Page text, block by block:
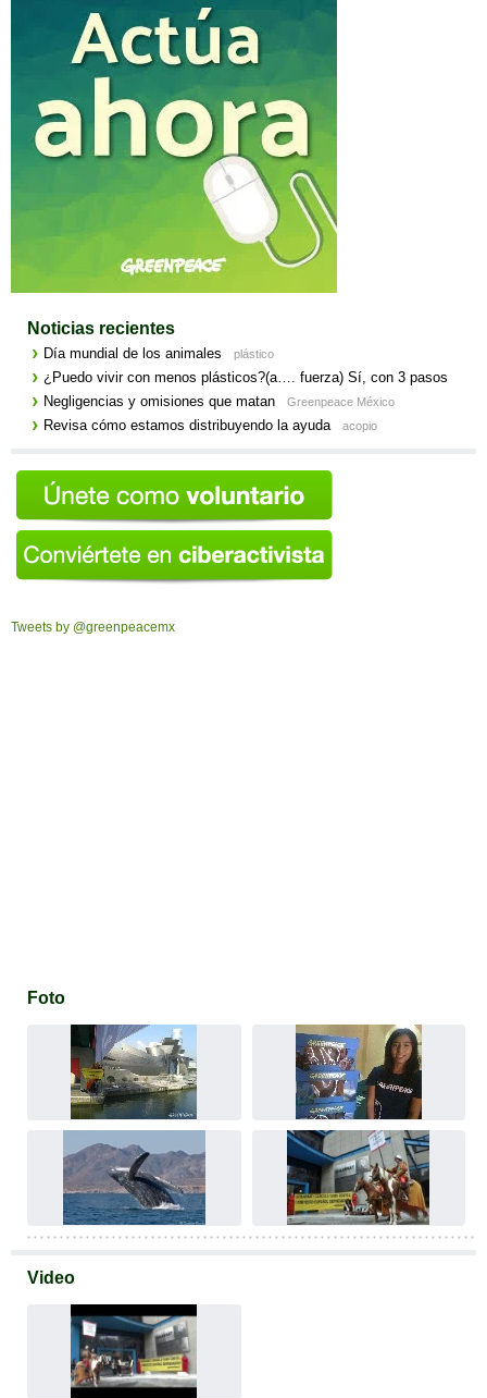
Noticias recientes
Día mundial de los animales plástico
¿Puedo vivir con menos plásticos?(a…. fuerza) Sí, con 3 pasos
Negligencias y omisiones que matan
Greenpeace México
Revisa cómo estamos distribuyendo la ayuda acopio
Tweets by @greenpeacemx
Foto
Video